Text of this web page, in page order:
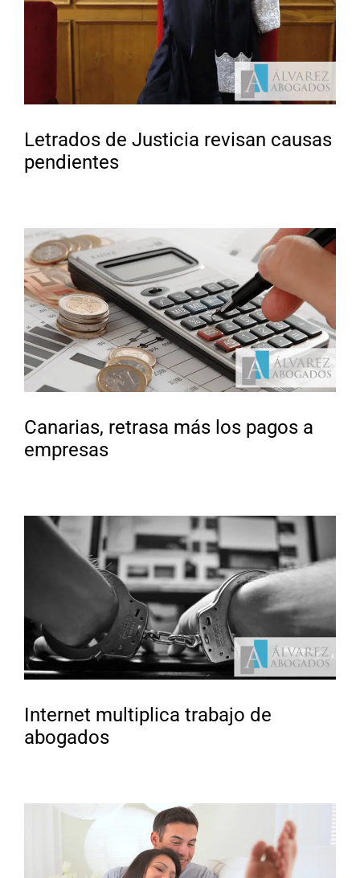
Letrados de Justicia revisan causas
pendientes
Canarias, retrasa más los pagos a
empresas
Internet multiplica trabajo de
abogados